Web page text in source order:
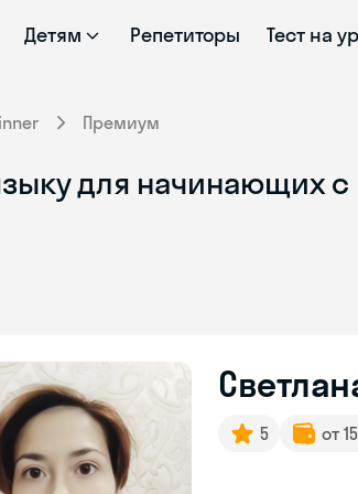
Детям Репетиторы Тест на
Премиум
для начинающих
5 от